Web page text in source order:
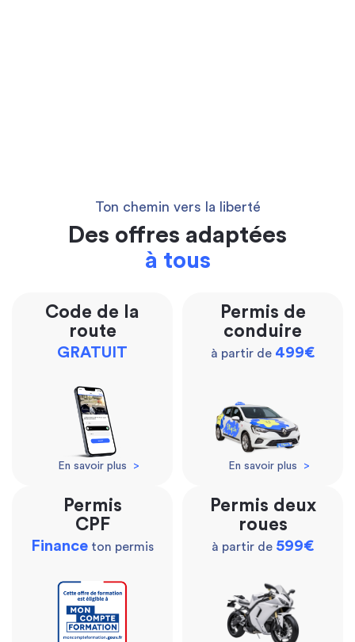
Ton chemin vers la liberté
Des offres adaptées
à tous
Code de la
route
GRATUIT
En savoir plus >
Permis de
conduire
à partir de 499€
En savoir plus >
Permis
CPF
Finance ton permis
Permis deux
roues
à partir de 599€